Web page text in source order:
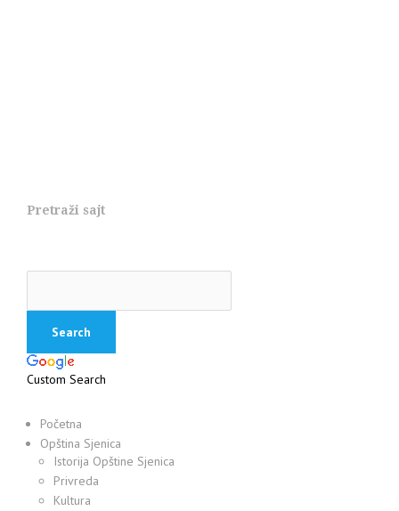
Pretraži sajt
Custom Search
Početna
Opština Sjenica
Istorija Opštine Sjenica
Privreda
Kultura